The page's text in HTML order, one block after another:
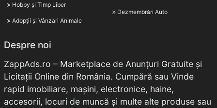
Hobby și Timp Liber
Adopții și Vânzări Animale
Dezmembrări Auto
Despre noi
ZappAds.ro – Marketplace de Anunțuri Gratuite și
Licitații Online din România. Cumpără sau Vinde
rapid imobiliare, mașini, electronice, haine,
accesorii, locuri de muncă și multe alte produse sau